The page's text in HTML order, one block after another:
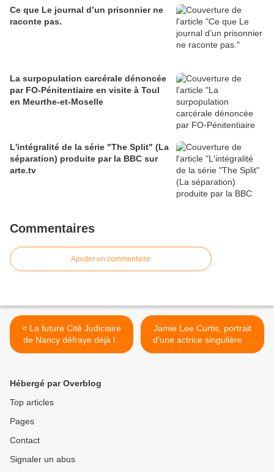
Ce que Le journal d’un prisonnier ne
raconte pas.
La surpopulation carcérale dénoncée
par FO-Pénitentiaire en visite à Toul
en Meurthe-et-Moselle
L'intégralité de la série "The Split" (La
séparation) produite par la BBC sur
arte.tv
Commentaires
Ajouter un commentaire
< La future Cité Judiciaire
de Nancy défraye déjà la
chronique.
Jamie Lee Curtis, portrait
d'une actrice singulière et
indépendante >
Hébergé par Overblog
Top articles
Pages
Contact
Signaler un abus